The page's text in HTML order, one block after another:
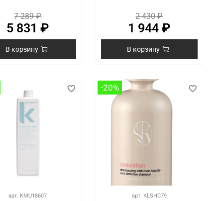
7 289 ₽
5 831 ₽
В корзину
2 430 ₽
1 944 ₽
В корзину
арт. KMU18607
-20%
арт. KLSHC79